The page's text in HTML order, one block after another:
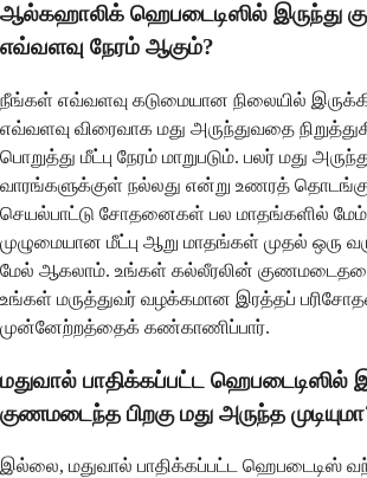
ஆல்கஹாலிக் ஹெபடைடிஸில் இருந்து
எவ்வளவு நேரம் ஆகும்?
நீங்கள் எவ்வளவு கடுமையான நிலையில்
எவ்வளவு விரைவாக மது அருந்துவதை
பொறுத்து மீட்பு நேரம் மாறுபடும். பலர் மது
வாரங்களுக்குள் நல்லது என்று உணரத்
செயல்பாட்டு சோதனைகள் பல மாதங்களில்
முழுமையான மீட்பு ஆறு மாதங்கள் முதல் ஒரு
மேல் ஆகலாம். உங்கள் கல்லீரலின்
உங்கள் மருத்துவர் வழக்கமான இரத்தப்
முன்னேற்றத்தைக் கண்காணிப்பார்.
மதுவால் பாதிக்கப்பட்ட ஹெபடைடிஸில்
குணமடைந்த பிறகு மது அருந்த
இல்லை, மதுவால் பாதிக்கப்பட்ட ஹெபடைடிஸ்